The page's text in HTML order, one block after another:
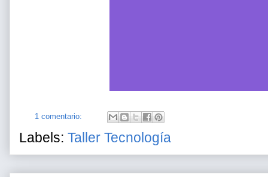
1 comentario:
Labels: Taller Tecnología